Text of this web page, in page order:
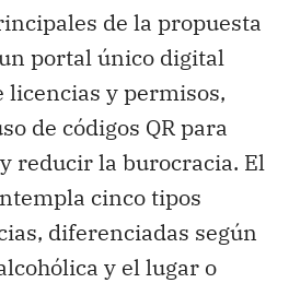
de la propuesta
portal único digital
y permisos,
de códigos QR para
reducir la burocracia. El
cinco tipos
diferenciadas según
y el lugar o